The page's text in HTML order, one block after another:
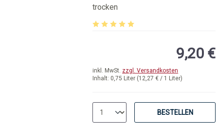
trocken
Inhalt: 0,75 Liter (12,27 € / 1 Liter)
inkl. MwSt. zzgl. Versandkosten
9,20 €
BESTELLEN